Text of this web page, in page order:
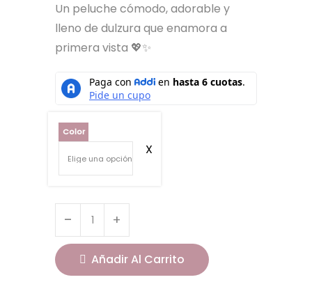
Un peluche cómodo, adorable y
lleno de dulzura que enamora a
primera vista 💖✨
Color
Añadir Al Carrito